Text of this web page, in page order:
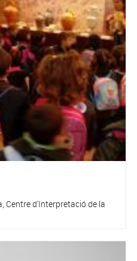
Centre d'Interpretació de la